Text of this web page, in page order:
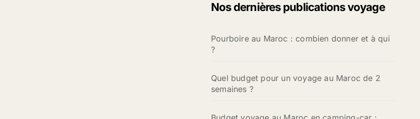
r
e
r
Nos dernières publications voyage
Pourboire au Maroc : combien donner et à qui
?
Quel budget pour un voyage au Maroc de 2
semaines ?